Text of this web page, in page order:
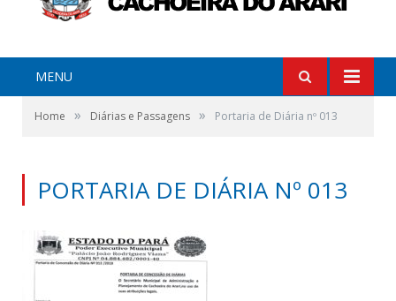
MENU
Home » Diárias e Passagens » Portaria de Diária nº 013
PORTARIA DE DIÁRIA Nº 013